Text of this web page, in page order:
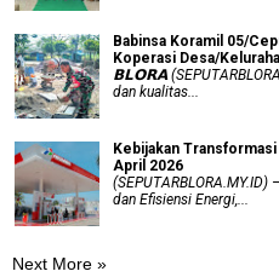
Babinsa Koramil 05/
Koperasi Desa/
𝗕𝗟𝗢𝗥𝗔
dan kualitas...
Kebijakan
April 2026
dan Efisiensi Energi,...
Next More »